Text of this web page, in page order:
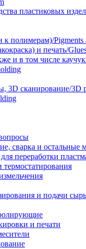
пластиковых
полимерам)/Pigments
и печать/
и в том числе
3D сканирование/3D
сварка и остальные
переработки
и подачи
и печати